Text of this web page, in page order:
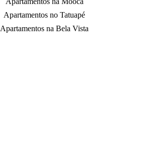
Apartamentos no Tatuapé
Apartamentos na Bela Vista